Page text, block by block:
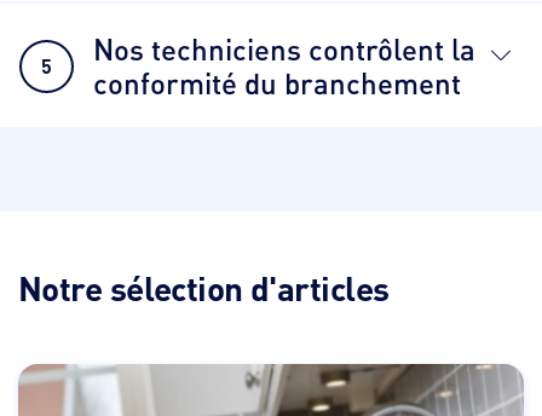
5
Nos techniciens contrôlent la
conformité du branchement
Notre sélection d'articles